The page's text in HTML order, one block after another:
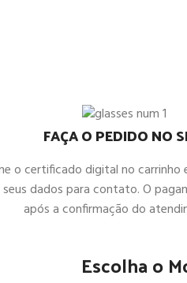
FAÇA O PEDIDO NO
o certificado digital no carrinho
dados para contato. O
após a confirmação do
Escolha o